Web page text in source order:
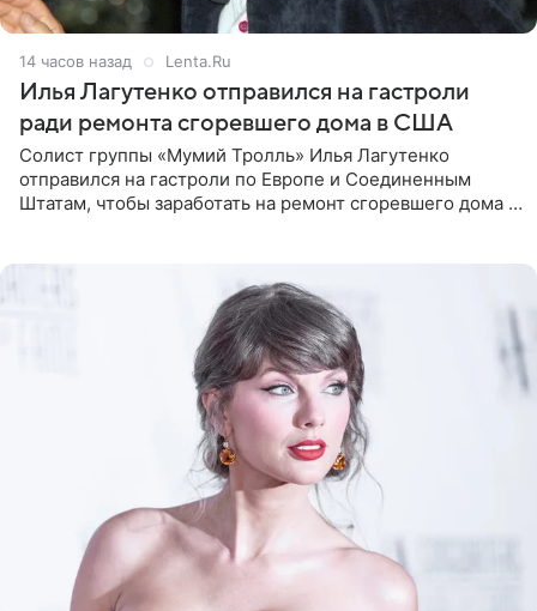
14 часов назад Lenta.Ru
Илья Лагутенко отправился на гастроли
ради ремонта сгоревшего дома в США
Солист группы «Мумий Тролль» Илья Лагутенко
отправился на гастроли по Европе и Соединенным
Штатам, чтобы заработать на ремонт сгоревшего дома в